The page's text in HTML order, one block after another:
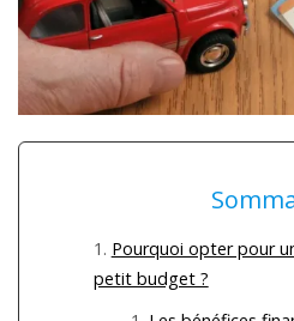
Pourquoi opter pour
petit budget ?